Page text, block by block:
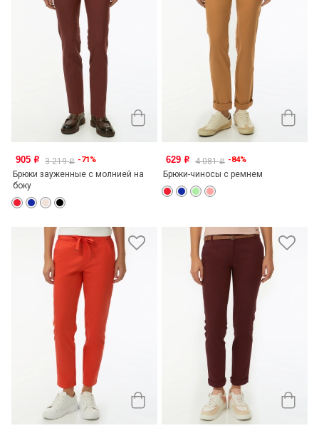
905 o 3 219o -71%
Брюки зауженные с молнией на
боку
629 o 4 081o -84%
Брюки-чиносы с ремнем